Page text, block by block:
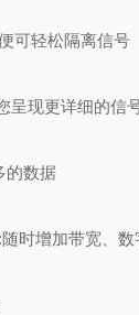
可轻松隔离信号
呈现更详细的信
的数据
时增加带宽、